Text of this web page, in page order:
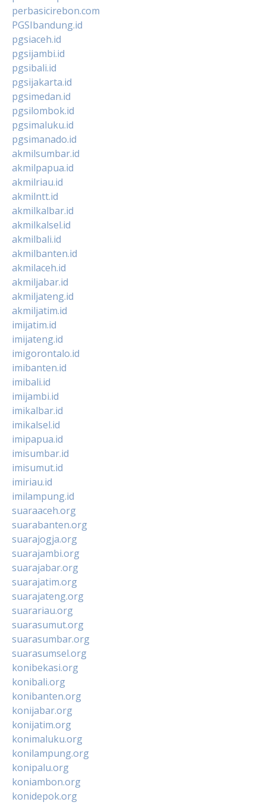
perbasicirebon.com
PGSIbandung.id
pgsiaceh.id
pgsijambi.id
pgsibali.id
pgsijakarta.id
pgsimedan.id
pgsilombok.id
pgsimaluku.id
pgsimanado.id
akmilsumbar.id
akmilpapua.id
akmilriau.id
akmilntt.id
akmilkalbar.id
akmilkalsel.id
akmilbali.id
akmilbanten.id
akmilaceh.id
akmiljabar.id
akmiljateng.id
akmiljatim.id
imijatim.id
imijateng.id
imigorontalo.id
imibanten.id
imibali.id
imijambi.id
imikalbar.id
imikalsel.id
imipapua.id
imisumbar.id
imisumut.id
imiriau.id
imilampung.id
suaraaceh.org
suarabanten.org
suarajogja.org
suarajambi.org
suarajabar.org
suarajatim.org
suarajateng.org
suarariau.org
suarasumut.org
suarasumbar.org
suarasumsel.org
konibekasi.org
konibali.org
konibanten.org
konijabar.org
konijatim.org
konimaluku.org
konilampung.org
konipalu.org
koniambon.org
konidepok.org